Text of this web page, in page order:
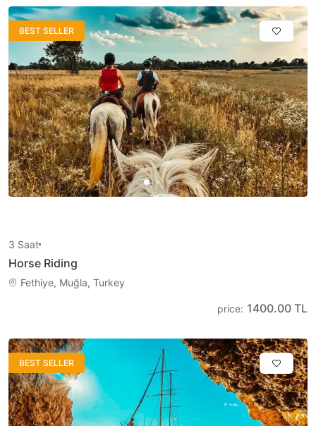
BEST SELLER
3 Saat
Horse Riding
Fethiye, Muğla, Turkey
price: 1400.00 TL
BEST SELLER